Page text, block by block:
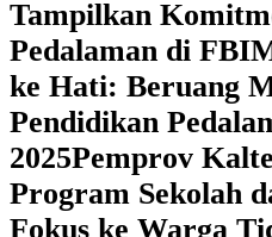
Tampilkan
Pedalaman di
ke Hati: Beruang
Pendidikan
2025‎Pemprov
Program Sekolah
Fokus ke Warga